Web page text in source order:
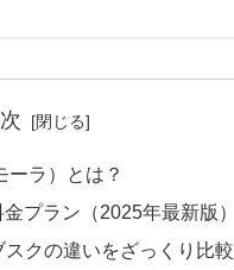
ーラ）とは？
プラン（2025年最新版）
クの違いをざっくり比較